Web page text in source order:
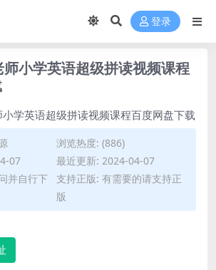
登录
小学英语超级拼读视频课程
浏览热度: (886)
07
最近更新: 2024-04-07
并自行下
支持正版: 有需要的请支持正
版